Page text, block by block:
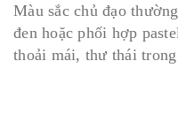
Màu sắc chủ đạo
đen hoặc phối hợp
thoải mái, thư thái